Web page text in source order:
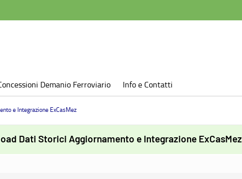
Demanio Ferroviario Info e Contatti
e Integrazione ExCasMez
Dati Storici Aggiornamento e Integrazione ExCasMez